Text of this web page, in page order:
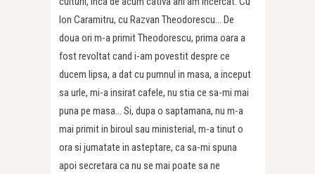
Ion Caramitru, cu Razvan Theodorescu… De
doua ori m-a primit Theodorescu, prima oara a
fost revoltat cand i-am povestit despre ce
ducem lipsa, a dat cu pumnul in masa, a inceput
sa urle, mi-a insirat cafele, nu stia ce sa-mi mai
puna pe masa… Si, dupa o saptamana, nu m-a
mai primit in biroul sau ministerial, m-a tinut o
ora si jumatate in asteptare, ca sa-mi spuna
apoi secretara ca nu se mai poate sa ne